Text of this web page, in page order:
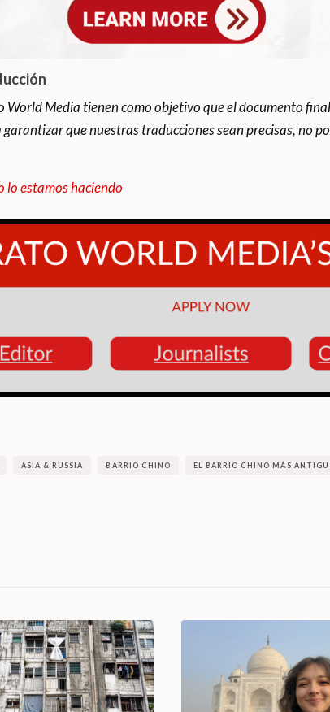
Media tienen como objetivo que el documento
que nuestras traducciones sean precisas, no
lo estamos haciendo
ASIA & RUSSIA BARRIO CHINO EL BARRIO CHINO MÁS